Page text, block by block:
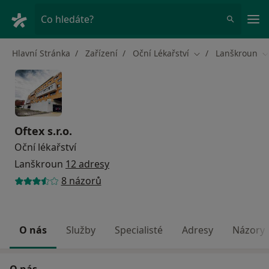
Co hledáte?
Hlavní Stránka Zařízení Oční Lékařství Změna města
Lanškroun
Oftex s.r.o.
Oční lékařství
Lanškroun 12 adresy
8 názorů
O nás Služby Specialisté Adresy Názory